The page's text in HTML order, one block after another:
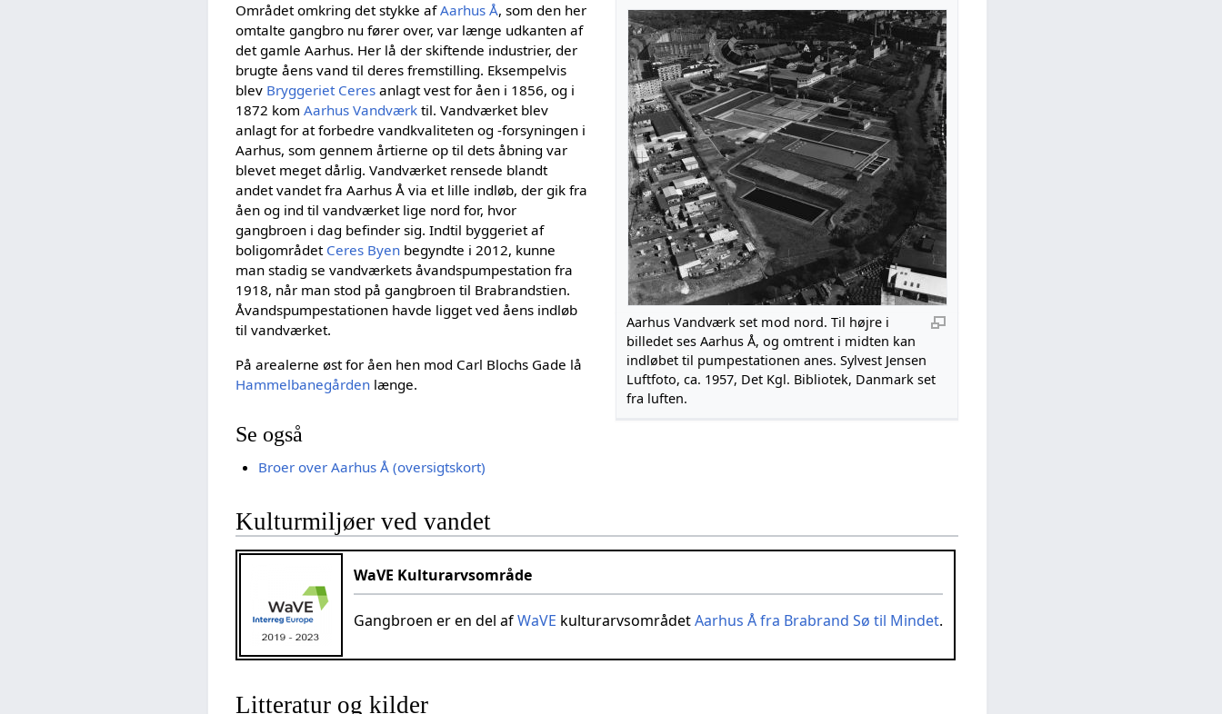
Aarhus Vandværk set mod nord. Til højre i
billedet ses Aarhus Å, og omtrent i midten kan
indløbet til pumpestationen anes. Sylvest Jensen
Luftfoto, ca. 1957, Det Kgl. Bibliotek, Danmark set
fra luften.
Området omkring det stykke afAarhus Å, som den her
omtalte gangbro nu fører over, var længe udkanten af
det gamle Aarhus. Her lå der skiftende industrier, der
brugte åens vand til deres fremstilling. Eksempelvis
blev Bryggeriet Ceres anlagt vest for åen i 1856, og i
1872 komAarhus Vandværk til. Vandværket blev
anlagt for at forbedre vandkvaliteten og -forsyningen i
Aarhus, som gennem årtierne op til dets åbning var
blevet meget dårlig. Vandværket rensede blandt
andet vandet fra Aarhus Å via et lille indløb, der gik fra
åen og ind til vandværket lige nord for, hvor
gangbroen i dag befinder sig. Indtil byggeriet af
boligområdet Ceres Byen begyndte i 2012, kunne
man stadig se vandværkets åvandspumpestation fra
1918, når man stod på gangbroen til Brabrandstien.
Åvandspumpestationen havde ligget ved åens indløb
til vandværket.
På arealerne øst for åen hen mod Carl Blochs Gade lå
Hammelbanegården længe.
Se også
Broer over Aarhus Å (oversigtskort)
Kulturmiljøer ved vandet
WaVE Kulturarvsområde
Gangbroen er en del afWaVE kulturarvsområdetAarhus Å fra Brabrand Sø til Mindet.
Litteratur og kilder